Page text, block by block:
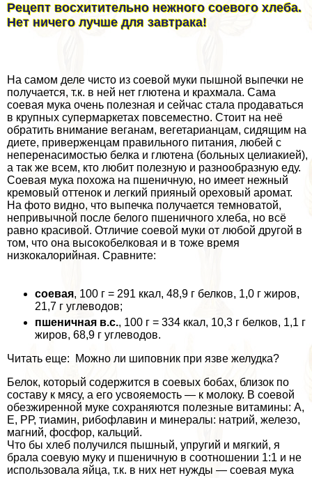
Рецепт восхитительно нежного соевого хлеба.
Нет ничего лучше для завтpaка!
На самом деле чисто из соевой муки пышной выпечки не
получается, т.к. в ней нет глютена и крахмала. Сама
соевая мука очень полезная и сейчас стала продаваться
в крупных супермаркетах повсеместно. Стоит на неё
обратить внимание веганам, вегетарианцам, сидящим на
диете, приверженцам правильного питания, любей с
неперенасимостью белка и глютена (больных целиакией),
а так же всем, кто любит полезную и разнообразную еду.
Соевая мука похожа на пшеничную, но имеет нежный
кремовый оттенок и легкий прияный ореховый аромат.
На фото видно, что выпечка получается темноватой,
непривычной после белого пшеничного хлеба, но всё
равно красивой. Отличие соевой муки от любой другой в
том, что она высокобелковая и в тоже время
низкокалорийная. Сравните:
соевая, 100 г = 291 ккал, 48,9 г белков, 1,0 г жиров,
21,7 г углеводов;
пшеничная в.с., 100 г = 334 ккал, 10,3 г белков, 1,1 г
жиров, 68,9 г углеводов.
Читать еще: Можно ли шиповник при язве желудка?
Белок, который содержится в соевых бобах, близок по
составу к мясу, а его усвояемость — к молоку. В соевой
обезжиренной муке сохраняются полезные витамины: А,
Е, РР, тиамин, рибофлавин и минералы: натрий, железо,
магний, фосфор, кальций.
Что бы хлеб получился пышный, упругий и мягкий, я
брала соевую муку и пшеничную в соотношении 1:1 и не
использовала яйца, т.к. в них нет нужды — соевая мука